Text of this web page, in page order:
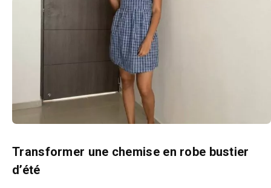
Transformer une chemise en robe bustier
d’été